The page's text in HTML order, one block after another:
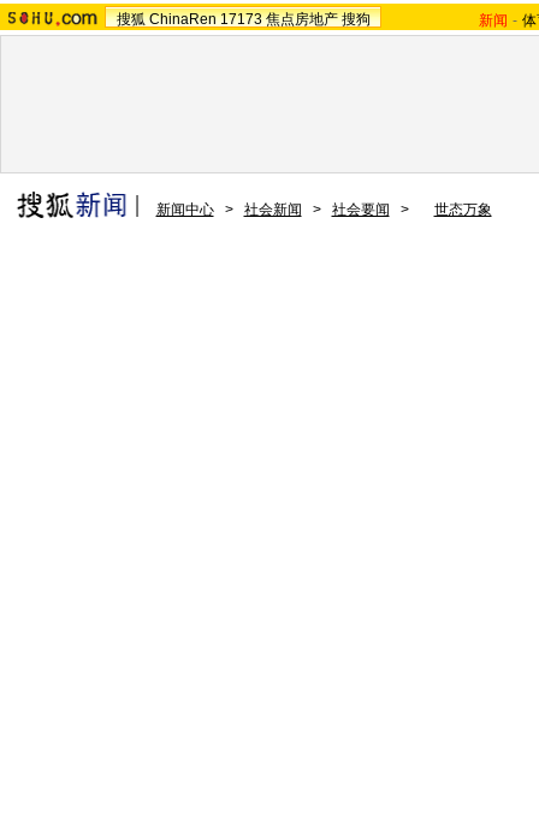
搜狐 ChinaRen 17173 焦点房地产 搜狗 新闻 -
新闻中心 > 社会新闻 > 社会要闻 > 世态万象